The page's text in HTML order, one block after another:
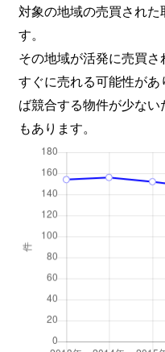
対象の地域の売買され
す。
その地域が活発に売買
すぐに売れる可能性が
ば競合する物件が少な
もあります。